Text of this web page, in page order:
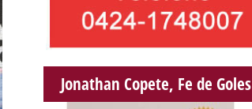
Jonathan Copete, Fe de Goles